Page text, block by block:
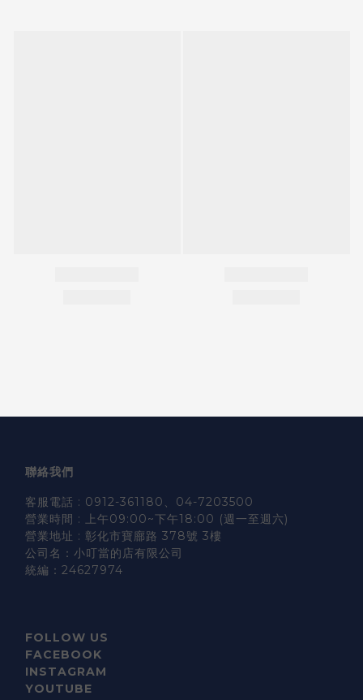
聯絡我們
客服電話 : 0912-361180、04-7203500
營業時間 : 上午09:00~下午18:00 (週一至週六)
營業地址 : 彰化市寶廍路 378號 3樓
公司名：小叮當的店有限公司
統編：24627974
FOLLOW US
FACEBOOK
INSTAGRAM
YOUTUBE